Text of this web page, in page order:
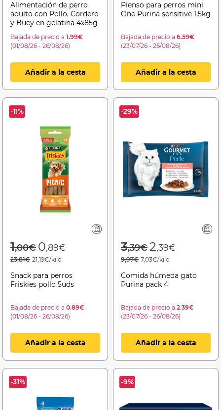
Alimentación de perro
adulto con Pollo, Cordero
y Buey en gelatina 4x85g
Bajada de precio a 1.99€
(01/08/26 - 26/08/26)
Añadir a la cesta
Pienso para perros mini
One Purina sensitive 1,5kg
Bajada de precio a 6.59€
(23/07/26 - 26/08/26)
Añadir a la cesta
-11%
Price reduced from
1,00€to
0,89€
23,81€ 21,19€/kilo
Snack para perros
Friskies pollo 5uds
Bajada de precio a 0.89€
(01/08/26 - 26/08/26)
Añadir a la cesta
-29%
Price reduced
3,39€to
2,39€
9,97€ 7,03€/kilo
Comida húmeda gato
Purina pack 4
Bajada de precio a 2.39€
(23/07/26 - 26/08/26)
Añadir a la cesta
-31% -9%